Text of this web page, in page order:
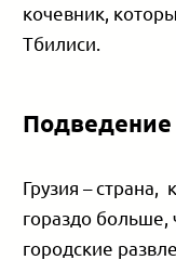
кочевник,
Тбилиси.
Подведение
Грузия –
гораздо
городские